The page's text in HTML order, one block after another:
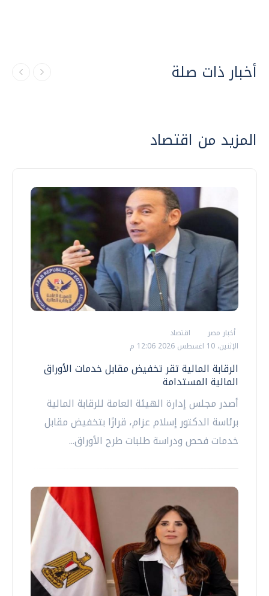
أخبار ذات صلة
المزيد من اقتصاد
أخبار مصر
اقتصاد
الإثنين، 10 اغسطس 2026 12:06 م
الرقابة المالية تقر تخفيض مقابل خدمات الأوراق
المالية المستدامة
أصدر مجلس إدارة الهيئة العامة للرقابة المالية
برئاسة الدكتور إسلام عزام، قرارًا بتخفيض مقابل
خدمات فحص ودراسة طلبات طرح الأوراق...